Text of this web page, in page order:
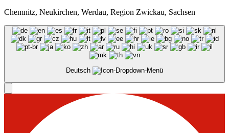
Chemnitz, Neukirchen, Werdau, Region Zwickau, Sachsen
Deutsch